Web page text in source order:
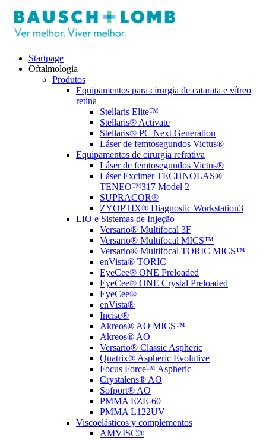
Startpage
Oftalmologia
Produtos
Equipamentos para cirurgia de catarata e vítreo
retina
Stellaris Elite™
Stellaris® Activate
Stellaris® PC Next Generation
Láser de femtosegundos Victus®
Equipamentos de cirurgia refrativa
Láser de femtosegundos Victus®
Láser Excimer TECHNOLAS®
TENEO™317 Model 2
SUPRACOR®
ZYOPTIX® Diagnostic Workstation3
LIO e Sistemas de Injeção
Versario® Multifocal 3F
Versario® Multifocal MICS™
Versario® Multifocal TORIC MICS™
enVista® TORIC
EyeCee® ONE Preloaded
EyeCee® ONE Crystal Preloaded
EyeCee®
enVista®
Incise®
Akreos® AO MICS™
Akreos® AO
Versario® Classic Aspheric
Quatrix® Aspheric Evolutive
Focus Force™ Aspheric
Crystalens® AO
Sofport® AO
PMMA EZE-60
PMMA L122UV
Viscoelásticos y complementos
AMVISC®